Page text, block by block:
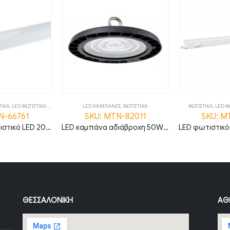
,ΦΩΤΙΣΤΙΚΑ
82011
LED καμπάνα αδιάβροχη 50W ψυχρό λευκό 6000K 90° MTN-82011
ΦΩΤΙΣΤΙΚΑ,LED ΦΩΤΙΣΤΙΚΑ ΠΑΓΚΟΥ T5
SKU: MTN-55961
LED φωτιστικό πάγκου 9.6W θερμό λευκό 3000K με διακόπτη 90cm MTN-55961
LED ΦΩΤΙΣΤΙΚΑ ΡΑΓΑΣ
SKU:
ΘΕΣΣΑΛΟΝΊΚΗ